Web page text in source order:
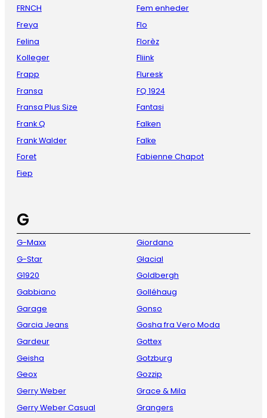
FRNCH
Freya
Felina
Kolleger
Frapp
Fransa
Fransa Plus Size
Frank Q
Frank Walder
Foret
Fiep
Fem enheder
Flo
Florèz
Fliink
Fluresk
FQ 1924
Fantasi
Falken
Falke
Fabienne Chapot
G
G-Maxx
G-Star
G1920
Gabbiano
Garage
Garcia Jeans
Gardeur
Geisha
Geox
Gerry Weber
Gerry Weber Casual
Giordano
Glacial
Goldbergh
Golléhaug
Gonso
Gosha fra Vero Moda
Gottex
Gotzburg
Gozzip
Grace & Mila
Grangers